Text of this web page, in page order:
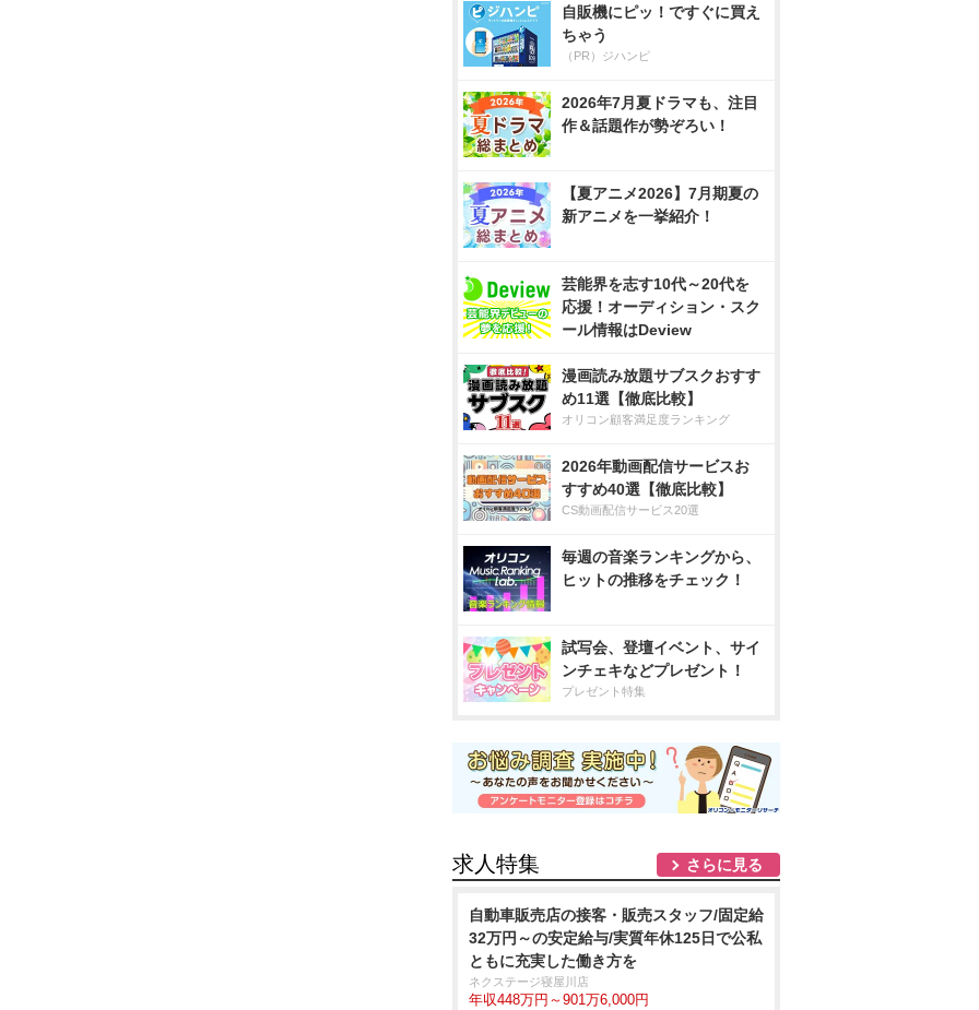
自販機にピッ！ですぐに買え
ちゃう
（PR）ジハンピ
2026年7月夏ドラマも、注目
作＆話題作が勢ぞろい！
【夏アニメ2026】7月期夏の
新アニメを一挙紹介！
芸能界を志す10代～20代を
応援！オーディション・スク
ール情報はDeview
漫画読み放題サブスクおすす
め11選【徹底比較】
オリコン顧客満足度ランキング
2026年動画配信サービスお
すすめ40選【徹底比較】
CS動画配信サービス20選
毎週の音楽ランキングから、
ヒットの推移をチェック！
試写会、登壇イベント、サイ
ンチェキなどプレゼント！
プレゼント特集
求人特集 さらに見る
自動車販売店の接客・販売スタッフ/固定給
32万円～の安定給与/実質年休125日で公私
ともに充実した働き方を
ネクステージ寝屋川店
年収448万円～901万6,000円